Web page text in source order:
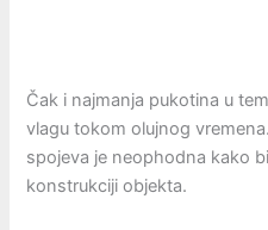
Čak i najmanja pukotina u
vlagu tokom olujnog
spojeva je neophodna kako
konstrukciji objekta.